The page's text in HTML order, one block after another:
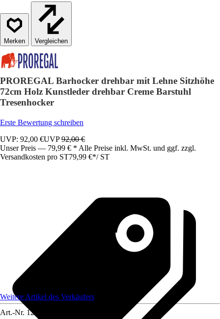
Vergleichen
PROREGAL Barhocker drehbar mit Lehne Sitzhöhe
72cm Holz Kunstleder drehbar Creme Barstuhl
Tresenhocker
Erste Bewertung schreiben
UVP: 92,00 €UVP92,00 €
Unser Preis — 79,99 € * Alle Preise inkl. MwSt. und ggf. zzgl.
Versandkosten pro ST79,99 €*/ ST
Weitere Artikel des Verkäufers
Art.-Nr. 12585159